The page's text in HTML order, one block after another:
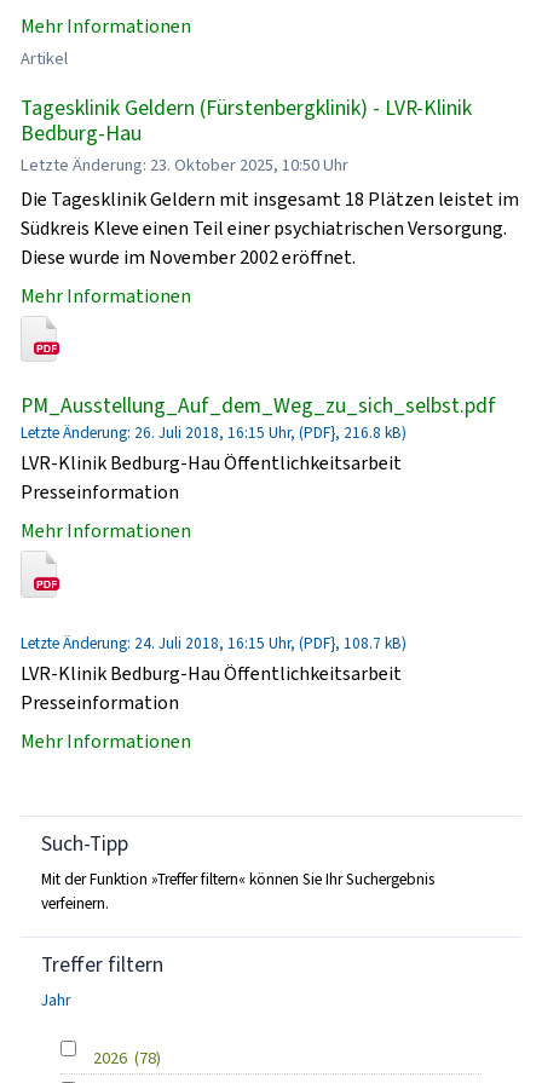
Mehr Informationen
Artikel
Tagesklinik Geldern (Fürstenbergklinik) - LVR-Klinik
Bedburg-Hau
Letzte Änderung: 23. Oktober 2025, 10:50 Uhr
Die Tagesklinik Geldern mit insgesamt 18 Plätzen leistet im
Südkreis Kleve einen Teil einer psychiatrischen Versorgung.
Diese wurde im November 2002 eröffnet.
Mehr Informationen
PM_Ausstellung_Auf_dem_Weg_zu_sich_selbst.pdf
Letzte Änderung: 26. Juli 2018, 16:15 Uhr, (PDF}, 216.8 kB)
LVR-Klinik Bedburg-Hau Öffentlichkeitsarbeit
Presseinformation
Mehr Informationen
Letzte Änderung: 24. Juli 2018, 16:15 Uhr, (PDF}, 108.7 kB)
LVR-Klinik Bedburg-Hau Öffentlichkeitsarbeit
Presseinformation
Mehr Informationen
Such-Tipp
Mit der Funktion »Treffer filtern« können Sie Ihr Suchergebnis
verfeinern.
Treffer filtern
Jahr
2026 (78)